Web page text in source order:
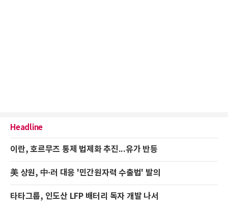
Headline
이란, 호르무즈 통제 법제화 추진...유가 반등
美 상원, 中·러 대응 '민간원자력 수출법' 발의
타타그룹, 인도산 LFP 배터리 독자 개발 나서